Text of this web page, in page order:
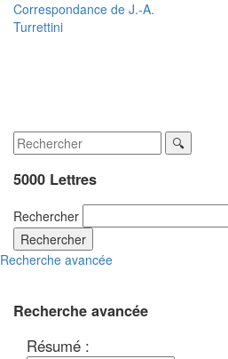
Correspondance de J.-A.
Turrettini
5000 Lettres
Rechercher
Rechercher
Recherche avancée
Recherche avancée
Résumé :